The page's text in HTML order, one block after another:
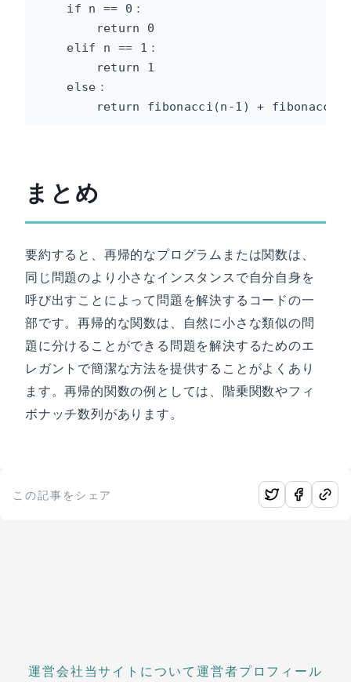
    if n == 0：
        return 0
    elif n == 1：
        return 1
    else：
return fibonacci(n-1) +
まとめ
要約すると、再帰的なプログラムまたは関数は、
同じ問題のより小さなインスタンスで自分自身を
呼び出すことによって問題を解決するコードの一
部です。再帰的な関数は、自然に小さな類似の問
題に分けることができる問題を解決するためのエ
レガントで簡潔な方法を提供することがよくあり
ます。再帰的関数の例としては、階乗関数やフィ
ボナッチ数列があります。
この記事をシェア
運営会社当サイトについて運営者プロフィール